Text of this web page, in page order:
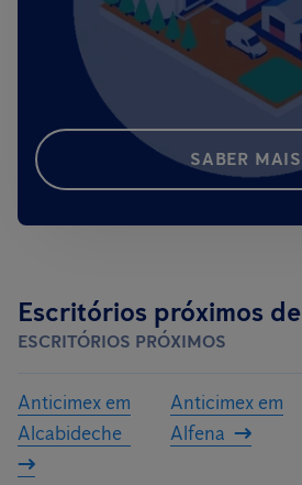
SABER MAIS
Escritórios próximos de
ESCRITÓRIOS PRÓXIMOS
Anticimex em
Alcabideche
Anticimex em
Alfena